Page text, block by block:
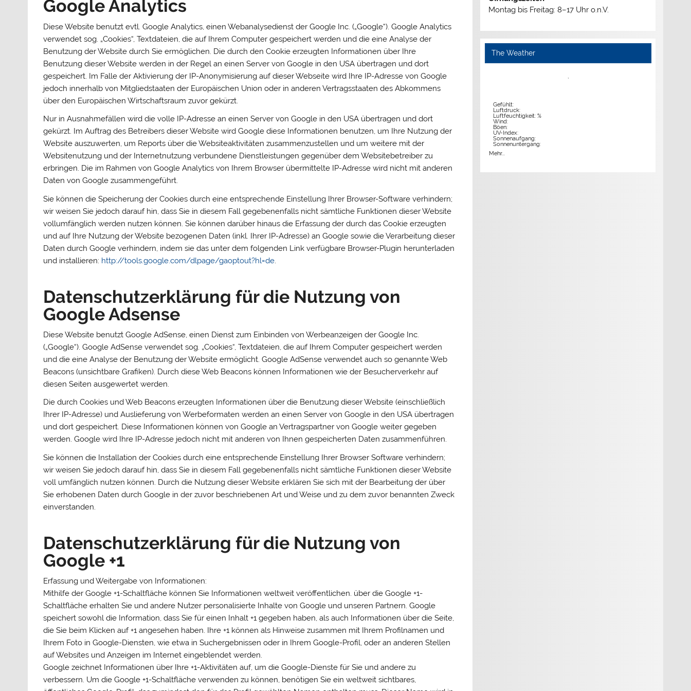
Google Analytics
Diese Website benutzt evtl. Google Analytics, einen Webanalysedienst der Google Inc. („Google“). Google Analytics
verwendet sog. „Cookies“, Textdateien, die auf Ihrem Computer gespeichert werden und die eine Analyse der
Benutzung der Website durch Sie ermöglichen. Die durch den Cookie erzeugten Informationen über Ihre
Benutzung dieser Website werden in der Regel an einen Server von Google in den USA übertragen und dort
gespeichert. Im Falle der Aktivierung der IP-Anonymisierung auf dieser Webseite wird Ihre IP-Adresse von Google
jedoch innerhalb von Mitgliedstaaten der Europäischen Union oder in anderen Vertragsstaaten des Abkommens
über den Europäischen Wirtschaftsraum zuvor gekürzt.
Nur in Ausnahmefällen wird die volle IP-Adresse an einen Server von Google in den USA übertragen und dort
gekürzt. Im Auftrag des Betreibers dieser Website wird Google diese Informationen benutzen, um Ihre Nutzung der
Website auszuwerten, um Reports über die Websiteaktivitäten zusammenzustellen und um weitere mit der
Websitenutzung und der Internetnutzung verbundene Dienstleistungen gegenüber dem Websitebetreiber zu
erbringen. Die im Rahmen von Google Analytics von Ihrem Browser übermittelte IP-Adresse wird nicht mit anderen
Daten von Google zusammengeführt.
Sie können die Speicherung der Cookies durch eine entsprechende Einstellung Ihrer Browser-Software verhindern;
wir weisen Sie jedoch darauf hin, dass Sie in diesem Fall gegebenenfalls nicht sämtliche Funktionen dieser Website
vollumfänglich werden nutzen können. Sie können darüber hinaus die Erfassung der durch das Cookie erzeugten
und auf Ihre Nutzung der Website bezogenen Daten (inkl. Ihrer IP-Adresse) an Google sowie die Verarbeitung dieser
Daten durch Google verhindern, indem sie das unter dem folgenden Link verfügbare Browser-Plugin herunterladen
und installieren: http://tools.google.com/dlpage/gaoptout?hl=de
Datenschutzerklärung für die Nutzung von
Google Adsense
Diese Website benutzt Google AdSense, einen Dienst zum Einbinden von Werbeanzeigen der Google Inc.
(„Google“). Google AdSense verwendet sog. „Cookies“, Textdateien, die auf Ihrem Computer gespeichert werden
und die eine Analyse der Benutzung der Website ermöglicht. Google AdSense verwendet auch so genannte Web
Beacons (unsichtbare Grafiken). Durch diese Web Beacons können Informationen wie der Besucherverkehr auf
diesen Seiten ausgewertet werden.
Die durch Cookies und Web Beacons erzeugten Informationen über die Benutzung dieser Website (einschließlich
Ihrer IP-Adresse) und Auslieferung von Werbeformaten werden an einen Server von Google in den USA übertragen
und dort gespeichert. Diese Informationen können von Google an Vertragspartner von Google weiter gegeben
werden. Google wird Ihre IP-Adresse jedoch nicht mit anderen von Ihnen gespeicherten Daten zusammenführen.
Sie können die Installation der Cookies durch eine entsprechende Einstellung Ihrer Browser Software verhindern;
wir weisen Sie jedoch darauf hin, dass Sie in diesem Fall gegebenenfalls nicht sämtliche Funktionen dieser Website
voll umfänglich nutzen können. Durch die Nutzung dieser Website erklären Sie sich mit der Bearbeitung der über
Sie erhobenen Daten durch Google in der zuvor beschriebenen Art und Weise und zu dem zuvor benannten Zweck
einverstanden.
Datenschutzerklärung für die Nutzung von
Google +1
Erfassung und Weitergabe von Informationen:
Mithilfe der Google +1-Schaltfläche können Sie Informationen weltweit veröffentlichen. über die Google +1-
Schaltfläche erhalten Sie und andere Nutzer personalisierte Inhalte von Google und unseren Partnern. Google
speichert sowohl die Information, dass Sie für einen Inhalt +1 gegeben haben, als auch Informationen über die Seite,
die Sie beim Klicken auf +1 angesehen haben. Ihre +1 können als Hinweise zusammen mit Ihrem Profilnamen und
Ihrem Foto in Google-Diensten, wie etwa in Suchergebnissen oder in Ihrem Google-Profil, oder an anderen Stellen
auf Websites und Anzeigen im Internet eingeblendet werden.
Google zeichnet Informationen über Ihre +1-Aktivitäten auf, um die Google-Dienste für Sie und andere zu
verbessern. Um die Google +1-Schaltfläche verwenden zu können, benötigen Sie ein weltweit sichtbares,
Montag bis Freitag: 8–17 Uhr o.n.V.
The Weather
,
Gefühlt:
Luftdruck:
Luftfeuchtigkeit: %
Wind:
Böen:
UV-Index:
Sonnenaufgang:
Sonnenuntergang:
Mehr...